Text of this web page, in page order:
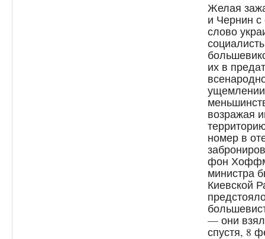
Желая
и Чернин с
слово
их в
возражая
номер в
фон
министра
Киевской
— они
спустя, 8